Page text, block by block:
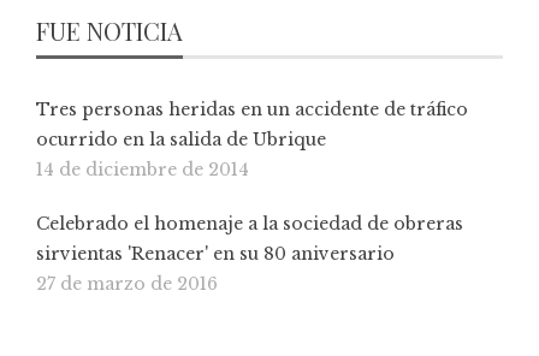
FUE NOTICIA
Tres personas heridas en un accidente de tráfico
ocurrido en la salida de Ubrique
14 de diciembre de 2014
Celebrado el homenaje a la sociedad de obreras
sirvientas 'Renacer' en su 80 aniversario
27 de marzo de 2016